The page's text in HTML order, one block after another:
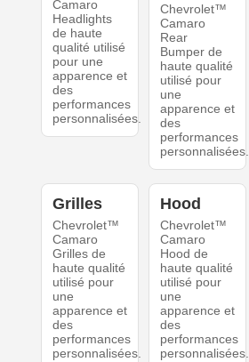
Camaro
Headlights
de haute
qualité utilisé
pour une
apparence et
des
performances
personnalisées.
Chevrolet™
Camaro
Rear
Bumper de
haute qualité
utilisé pour
une
apparence et
des
performances
personnalisées.
Grilles
Chevrolet™
Camaro
Grilles de
haute qualité
utilisé pour
une
apparence et
des
performances
personnalisées.
Hood
Chevrolet™
Camaro
Hood de
haute qualité
utilisé pour
une
apparence et
des
performances
personnalisées.